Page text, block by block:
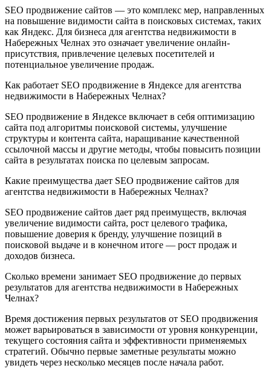
SEO продвижение сайтов — это комплекс мер, направленных
на повышение видимости сайта в поисковых системах, таких
как Яндекс. Для бизнеса для агентства недвижимости в
Набережных Челнах это означает увеличение онлайн-
присутствия, привлечение целевых посетителей и
потенциальное увеличение продаж.
Как работает SEO продвижение в Яндексе для агентства
недвижимости в Набережных Челнах?
SEO продвижение в Яндексе включает в себя оптимизацию
сайта под алгоритмы поисковой системы, улучшение
структуры и контента сайта, наращивание качественной
ссылочной массы и другие методы, чтобы повысить позиции
сайта в результатах поиска по целевым запросам.
Какие преимущества дает SEO продвижение сайтов для
агентства недвижимости в Набережных Челнах?
SEO продвижение сайтов дает ряд преимуществ, включая
увеличение видимости сайта, рост целевого трафика,
повышение доверия к бренду, улучшение позиций в
поисковой выдаче и в конечном итоге — рост продаж и
доходов бизнеса.
Сколько времени занимает SEO продвижение до первых
результатов для агентства недвижимости в Набережных
Челнах?
Время достижения первых результатов от SEO продвижения
может варьироваться в зависимости от уровня конкуренции,
текущего состояния сайта и эффективности применяемых
стратегий. Обычно первые заметные результаты можно
увидеть через несколько месяцев после начала работ.